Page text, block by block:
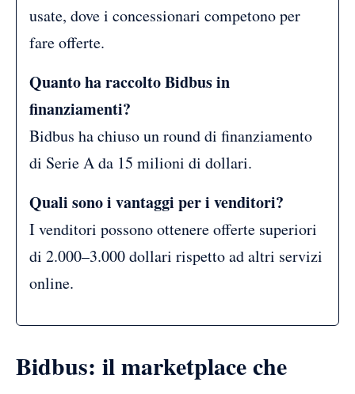
usate, dove i concessionari competono per
fare offerte.
Quanto ha raccolto Bidbus in
finanziamenti?
Bidbus ha chiuso un round di finanziamento
di Serie A da 15 milioni di dollari.
Quali sono i vantaggi per i venditori?
I venditori possono ottenere offerte superiori
di 2.000–3.000 dollari rispetto ad altri servizi
online.
Bidbus: il marketplace che